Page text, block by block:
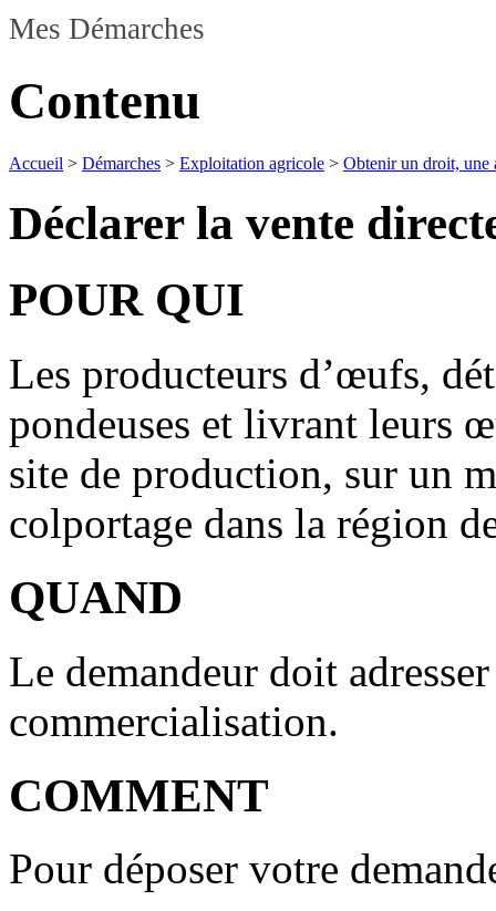
Mes Démarches
Contenu
Accueil > Démarches > Exploitation agricole > Obtenir un droit, une
Déclarer la vente
POUR QUI
Les producteurs d’œufs,
pondeuses et livrant leurs
site de production, sur un
colportage dans la région
QUAND
Le demandeur doit
commercialisation.
COMMENT
Pour déposer votre